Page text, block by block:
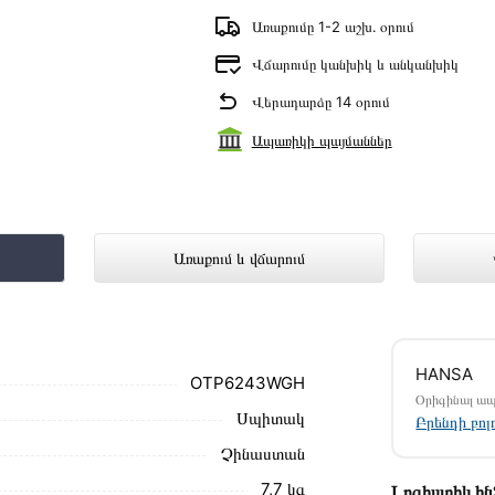
Առաքումը 1-2 աշխ․ օրում
Վճարումը կանխիկ և անկանխիկ
Վերադարձը 14 օրում
Ապառիկի պայմաններ
Առաքում և վճարում
OTP6243WGH ներկայացված է
OTP6243WGH առաքման և վճարման
հետ՝ համաձայնեցնելու առաքման
OTP6243WGH
Սպիտակ
Չինաստան
7,7 կգ
HANSA
Օրիգինալ
Բրենդի